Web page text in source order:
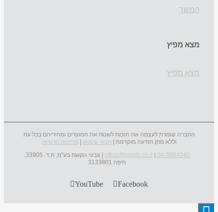
המשך
מצא מפיץ
מצא מפיץ
החברה שומרת לעצמה את הזכות לשנות את המוצרים ומחיריהם בכל עת
וללא מתן הודעה מוקדמת | תנאי שימוש
מדיניות פרטיות
04-9994040
office@paints.co.il
| צבעי הקשת בע"מ, ת.ד. 33905,
חיפה 3133801
Facebook
YouTube